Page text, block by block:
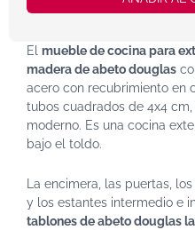
El mueble de cocina para
madera de abeto douglas
acero con recubrimiento en
tubos cuadrados de 4x4
moderno. Es una cocina
bajo el toldo.
La encimera, las puertas,
y los estantes intermedio e
tablones de abeto douglas